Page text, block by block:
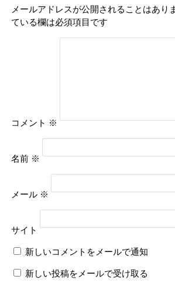
メールアドレスが公開されることはあり
ている欄は必須項目です
コメント ※
名前 ※
メール ※
サイト
新しいコメントをメールで通知
新しい投稿をメールで受け取る